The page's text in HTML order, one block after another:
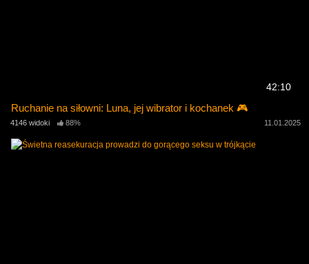
42:10
Ruchanie na siłowni: Luna, jej wibrator i kochanek 🎮
4146 widoki 88% 11.01.2025